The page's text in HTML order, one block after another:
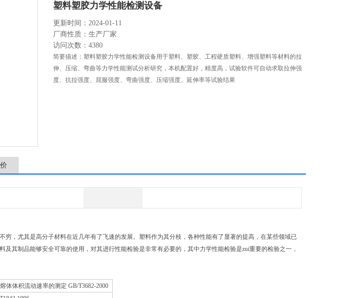
塑料塑胶力学性能检测设备
更新时间：2024-01-11
厂商性质：生产厂家
访问次数：4380
简要描述：塑料塑胶力学性能检测设备用于塑料、塑胶、工程硬质塑料、增强塑料等材料的拉
伸、压缩、弯曲等力学性能测试分析研究，本机配置好，精度高，试验软件可自动求取拉伸强
度、抗拉强度、屈服强度、弯曲强度、压缩强度、延伸率等试验结果
穷，尤其是高分子材料在近几年有了飞速的发展。塑料作为其分枝，各种性能有了显著的提高，在某些领域已
及其制品能够安全可靠的使用，对其进行性能检验是非常有必要的，其中力学性能检验是zui重要的检验之一，
体积流动速率的测定 GB/T3682-2000